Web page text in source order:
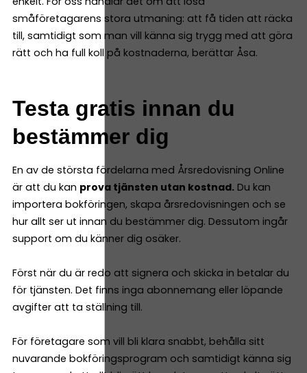
småföretagarens stora utmaning: att få tiden att räcka
till, samtidigt som man vill känna sig trygg med att göra
rätt och ha full koll på kostnaderna, berättar Åsa.
Testa gratis innan du
bestämmer dig
En av de största fördelarna med Årsredovisning Online
är att du kan prova tjänsten utan kostnad. Du kan
importera bokföringen, skapa årsredovisningen och se
hur allt ser ut innan du bestämmer dig. Dessutom ingår
support om du känner dig osäker.
Först när du är redo att signera och skicka in betalar du
för tjänsten. Det finns inga abonnemang eller löpande
avgifter att ta ställning till.
För företagare som vill bli klara snabbt, behålla sitt
nuvarande bokföringsprogram och samtidigt känna sig